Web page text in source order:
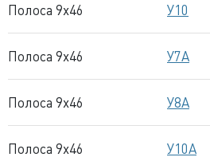
Полоса 9x46 У10
Полоса 9x46 У7А
Полоса 9x46 У8А
Полоса 9x46 У10А